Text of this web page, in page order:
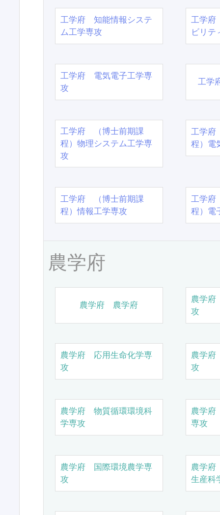
工学府 知能情報システ
ム工学専攻
工学府
ビリテ
工学府 電気電子工学専
攻
工学
工学府 （博士前期課
程）物理システム工学専
攻
工学
程）電
工学府 （博士前期課
程）情報工学専攻
工学
程）電
農学府
農学府 農学府
農学
攻
農学府 応用生命化学専
攻
農学
攻
農学府 物質循環環境科
学専攻
農学
専攻
農学府 国際環境農学専
攻
農学
生産科